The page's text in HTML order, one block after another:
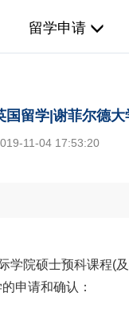
留学申请
国留学|谢菲尔德
11-04 17:53:20
学院硕士预科课程(
申请和确认：